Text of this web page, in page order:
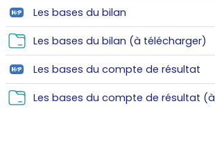
Les bases du bilan
Les bases du bilan (à télécharger)
Les bases du compte de résultat
Les bases du compte de résultat